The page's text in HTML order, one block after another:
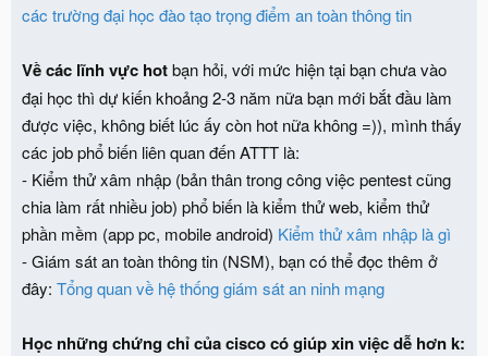
các trường đại học đào tạo trọng điểm an toàn thông tin
Về các lĩnh vực hotbạn hỏi, với mức hiện tại bạn chưa vào
đại học thì dự kiến khoảng 2-3 năm nữa bạn mới bắt đầu làm
được việc, không biết lúc ấy còn hot nữa không =)), mình thấy
các job phổ biến liên quan đến ATTT là:
- Kiểm thử xâm nhập (bản thân trong công việc pentest cũng
chia làm rất nhiều job) phổ biến là kiểm thử web, kiểm thử
phần mềm (app pc, mobile android) Kiểm thử xâm nhập là gì
- Giám sát an toàn thông tin (NSM), bạn có thể đọc thêm ở
đây: Tổng quan về hệ thống giám sát an ninh mạng
Học những chứng chỉ của cisco có giúp xin việc dễ hơn k: